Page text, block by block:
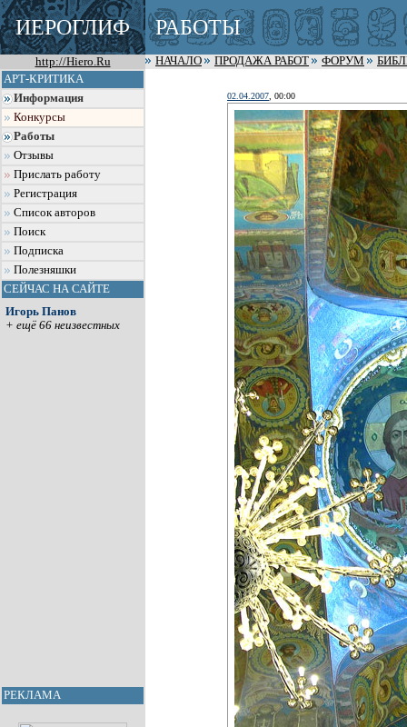
ИЕРОГЛИФ РАБОТЫ
http://Hiero.Ru НАЧАЛО ПРОДАЖА РАБОТ ФОРУМ
АРТ-КРИТИКА
Информация
Конкурсы
Работы
Отзывы
Прислать работу
Регистрация
Список авторов
Поиск
Подписка
Полезняшки
СЕЙЧАС НА САЙТЕ
Игорь Панов
+ ещё 66 неизвестных
РЕКЛАМА
02.04.2007 , 00:00